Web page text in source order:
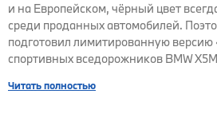
и на Европейском, чёрный цвет
среди проданных автомобилей.
подготовил лимитированную версию
спортивных вседорожников BMW
Читать полностью